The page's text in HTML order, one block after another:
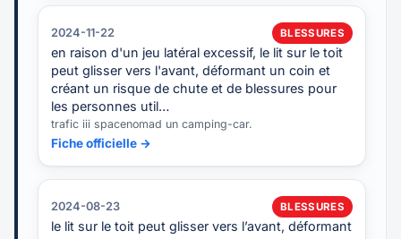
2024-11-22 BLESSURES
en raison d'un jeu latéral excessif, le lit sur le toit
peut glisser vers l'avant, déformant un coin et
créant un risque de chute et de blessures pour
les personnes util…
trafic iii spacenomad un camping-car.
Fiche officielle →
2024-08-23 BLESSURES
le lit sur le toit peut glisser vers l’avant, déformant